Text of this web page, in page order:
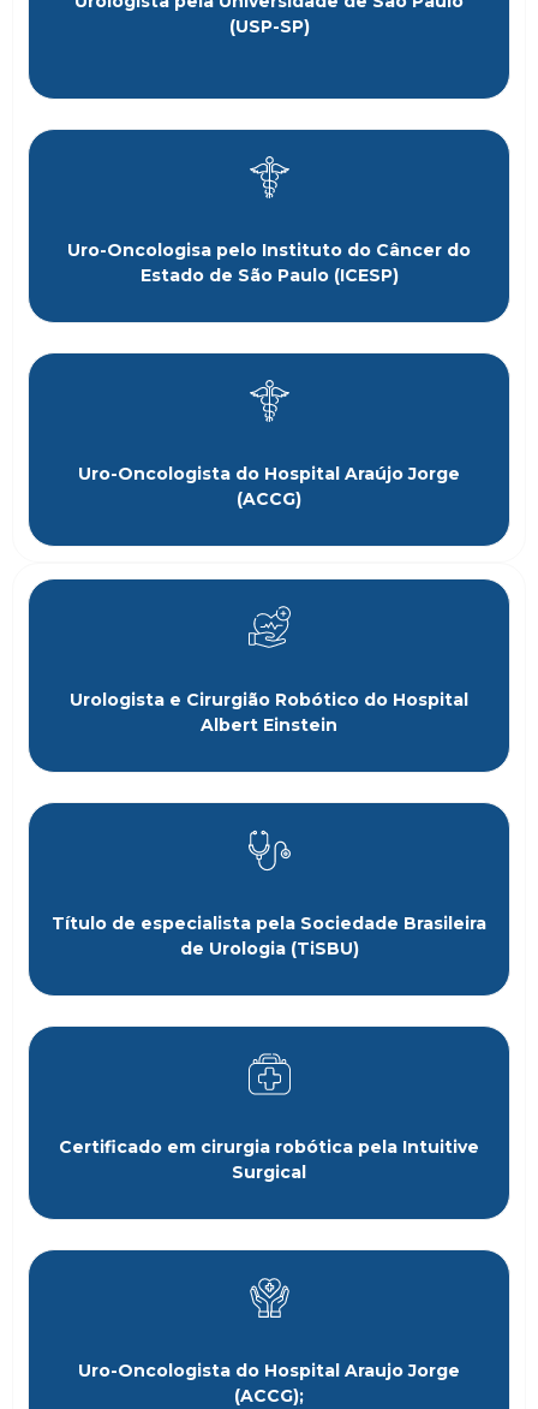
(USP-SP)
Uro-Oncologisa pelo Instituto do Câncer do
Estado de São Paulo (ICESP)
Uro-Oncologista do Hospital Araújo Jorge
(ACCG)
Urologista e Cirurgião Robótico do Hospital
Albert Einstein
Título de especialista pela Sociedade Brasileira
de Urologia (TiSBU)
Certificado em cirurgia robótica pela Intuitive
Surgical
Uro-Oncologista do Hospital Araujo Jorge
(ACCG);